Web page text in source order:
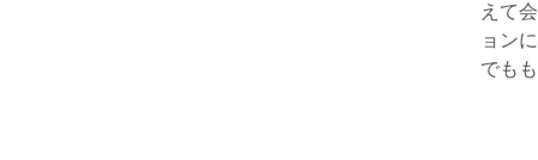
えて
ョン
でも